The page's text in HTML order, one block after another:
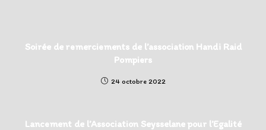
Soirée de remerciements de l’association Handi Raid
Pompiers
24 octobre 2022
Lancement de l’Association Seysselane pour l’Egalité